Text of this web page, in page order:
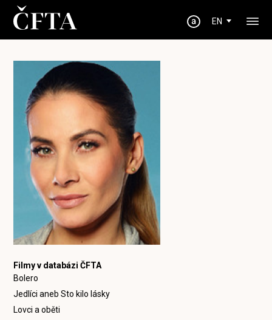
EN
Filmy v databázi ČFTA
Bolero
Jedlíci aneb Sto kilo lásky
Lovci a oběti